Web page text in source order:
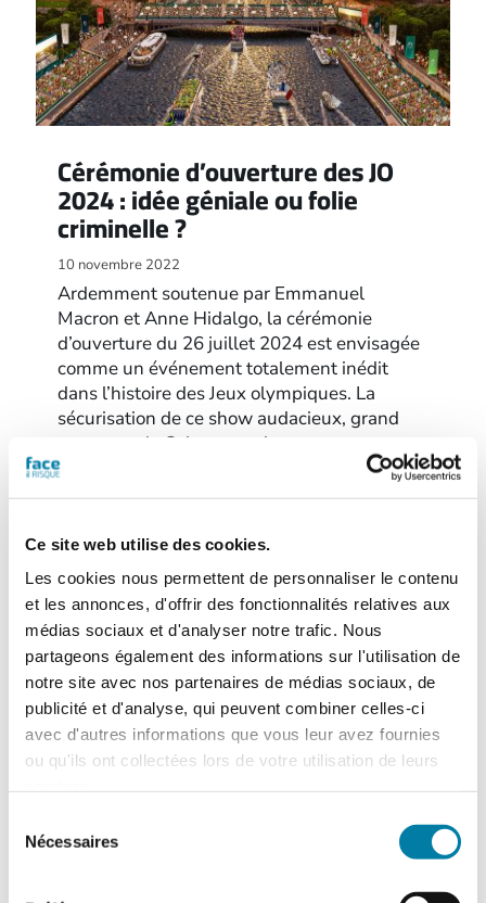
Ce site web utilise des cookies.
Les cookies nous permettent de personnaliser le contenu
et les annonces, d'offrir des fonctionnalités relatives aux
médias sociaux et d'analyser notre trafic. Nous
partageons également des informations sur l'utilisation de
notre site avec nos partenaires de médias sociaux, de
publicité et d'analyse, qui peuvent combiner celles-ci
avec d'autres informations que vous leur avez fournies
ou qu'ils ont collectées lors de votre utilisation de leurs
Nécessaires
Cérémonie d’ouverture des JO
2024 : idée géniale ou folie
criminelle ?
10 novembre 2022
Ardemment soutenue par Emmanuel
Macron et Anne Hidalgo, la cérémonie
d’ouverture du 26 juillet 2024 est envisagée
comme un événement totalement inédit
dans l’histoire des Jeux olympiques. La
sécurisation de ce show audacieux, grand
ouvert sur la Seine, constitue…
de sécurité physique offrent une